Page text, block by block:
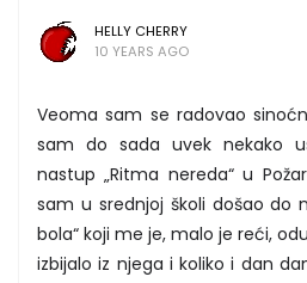
HELLY CHERRY
10 YEARS AGO
Veoma sam se radovao
sam do sada uvek nekako
nastup „Ritma nereda“ u
sam u srednjoj školi došao do
bola“ koji me je, malo je reći,
izbijalo iz njega i koliko i dan